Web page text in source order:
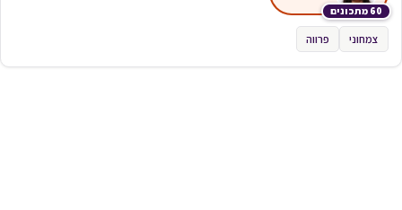
60 מתכונים
צמחוני פרווה